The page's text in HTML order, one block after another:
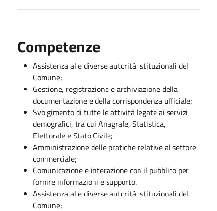
Competenze
Assistenza alle diverse autorità istituzionali del
Comune;
Gestione, registrazione e archiviazione della
documentazione e della corrispondenza ufficiale;
Svolgimento di tutte le attività legate ai servizi
demografici, tra cui Anagrafe, Statistica,
Elettorale e Stato Civile;
Amministrazione delle pratiche relative al settore
commerciale;
Comunicazione e interazione con il pubblico per
fornire informazioni e supporto.
Assistenza alle diverse autorità istituzionali del
Comune;